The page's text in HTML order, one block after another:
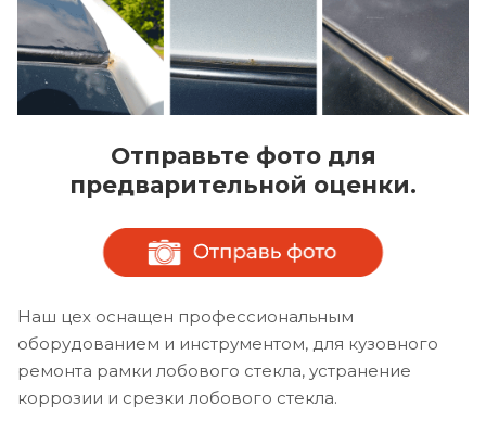
Отправьте фото для
предварительной оценки.
Наш цех оснащен профессиональным
оборудованием и инструментом, для кузовного
ремонта рамки лобового стекла, устранение
коррозии и срезки лобового стекла.